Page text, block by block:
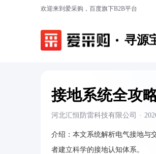
欢迎来到爱采购，百度旗下B2B平台
寻源
接地系统全攻
河北汇恒防雷科技有限公司 ·
介绍： 本文系统解析电气接地与
者建立科学的接地认知体系。